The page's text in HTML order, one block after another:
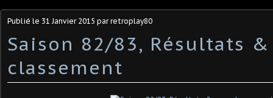
Publié le 31 Janvier 2015 par retroplay80
Saison 82/83, Résultats &
classement